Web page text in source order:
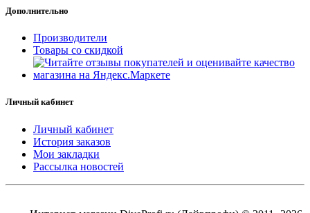
Дополнительно
Производители
Товары со скидкой
Личный кабинет
Личный кабинет
История заказов
Мои закладки
Рассылка новостей